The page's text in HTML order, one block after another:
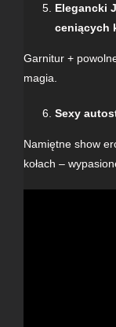
Elegancki
ceniących
Garnitur +
magia.
Sexy
Namiętne show
kołach –